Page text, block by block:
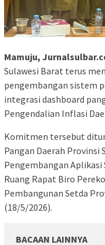
Mamuju,
Sulawesi Barat terus
pengembangan sistem
integrasi dashboard
Pengendalian Inflasi
Komitmen tersebut
Pangan Daerah Provinsi
Pengembangan Aplikasi
Ruang Rapat Biro
Pembangunan Setda
(18/5/2026).
BACAAN LAINNYA